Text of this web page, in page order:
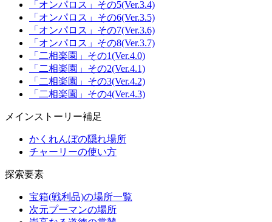
「オンパロス」その5(Ver.3.4)
「オンパロス」その6(Ver.3.5)
「オンパロス」その7(Ver.3.6)
「オンパロス」その8(Ver.3.7)
「二相楽園」その1(Ver.4.0)
「二相楽園」その2(Ver.4.1)
「二相楽園」その3(Ver.4.2)
「二相楽園」その4(Ver.4.3)
メインストーリー補足
かくれんぼの隠れ場所
チャーリーの使い方
探索要素
宝箱(戦利品)の場所一覧
次元プーマンの場所